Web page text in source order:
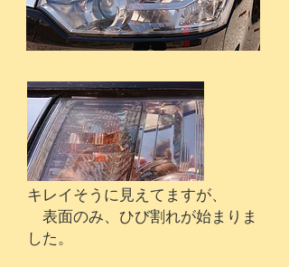
キレイそうに見えてますが、
表面のみ、ひび割れが始まりま
した。